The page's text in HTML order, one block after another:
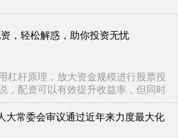
，轻松解惑，助你投资无忧
杠杆原理，放大资金规模进行股票投
，配资可以有效提升收益率，但同时
大常委会审议通过近年来力度最大化